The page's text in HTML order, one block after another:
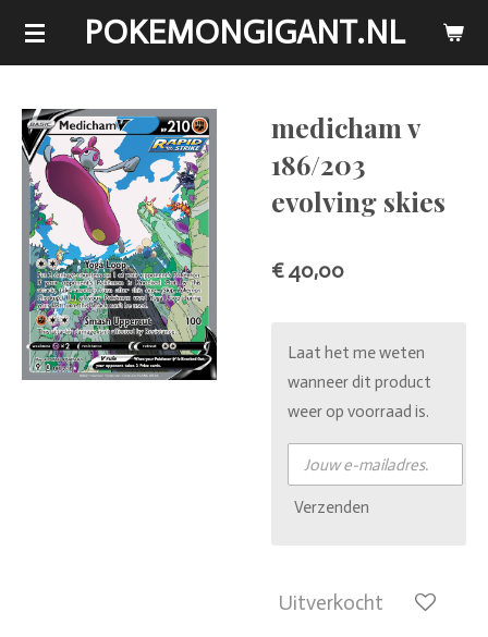
Ga
de
hoofdinhoud
POKEMONGIGANT.NL
medicham v
186/203
evolving skies
€ 40,00
Laat het me weten
wanneer dit product
weer op voorraad is.
Verzenden
Uitverkocht